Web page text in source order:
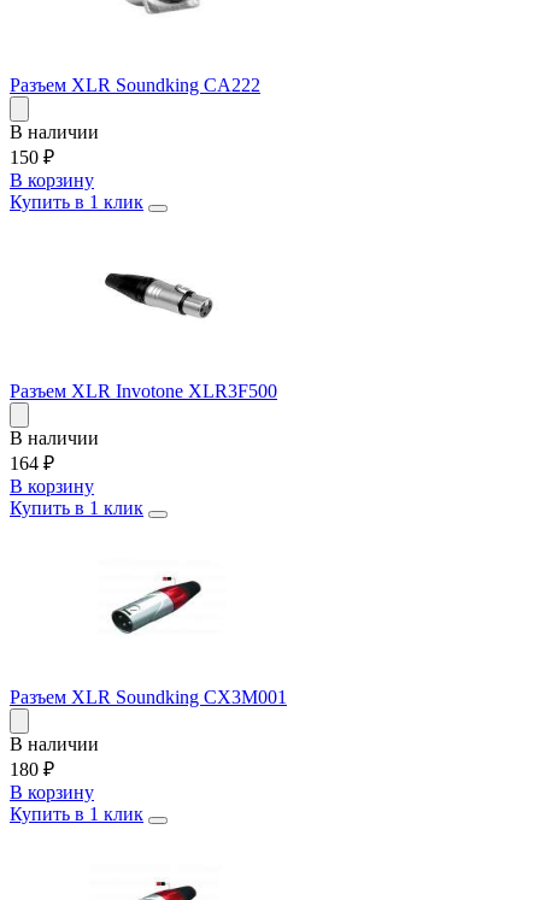
Разъем XLR Soundking CA222
В наличии
150 ₽
В корзину
Купить в 1 клик
Разъем XLR Invotone XLR3F500
В наличии
164 ₽
В корзину
Купить в 1 клик
Разъем XLR Soundking CX3M001
В наличии
180 ₽
В корзину
Купить в 1 клик